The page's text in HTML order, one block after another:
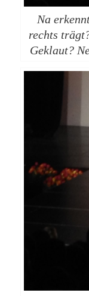
Na
rechts
Geklaut?